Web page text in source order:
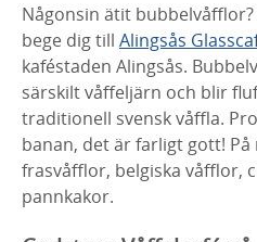
Någonsin ätit
bege dig till Alingsås
kaféstaden Alingsås.
särskilt våffeljärn och blir
traditionell svensk våffla.
banan, det är farligt gott! På
frasvåfflor, belgiska våfflor,
pannkakor.